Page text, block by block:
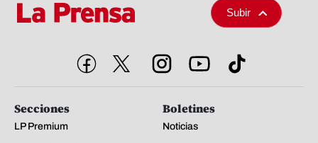
Subir
Secciones
LP Premium
Boletines
Noticias